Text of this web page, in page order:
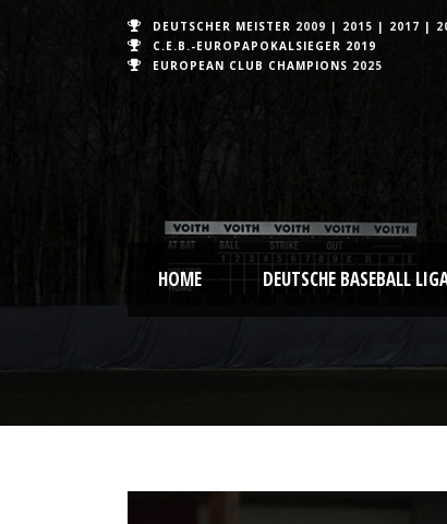
DEUTSCHER MEISTER 2009 | 2015 | 2017 |
C.E.B.-EUROPAPOKALSIEGER 2019
EUROPEAN CLUB CHAMPIONS 2025
HOME DEUTSCHE BASEBALL